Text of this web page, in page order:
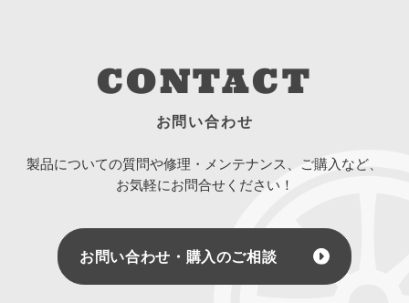
CONTACT
お問い合わせ
製品についての質問や修理・メンテナンス、ご購入など、
お気軽にお問合せください！
お問い合わせ・購入のご相談